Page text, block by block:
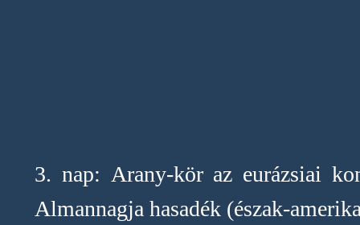
3. nap: Arany-kör az eurázsiai
Almannagja hasadék (észak-